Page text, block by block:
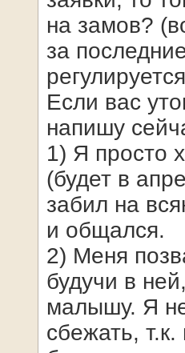
на замов?
за
Если вас
напишу
1) Я просто
(будет в
забил на
и общался.
2) Меня
будучи в
малышу. Я
сбежать,